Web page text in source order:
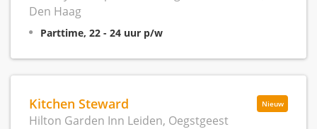
Den Haag
Parttime, 22 - 24 uur p/w
Nieuw
Kitchen Steward
Hilton Garden Inn Leiden, Oegstgeest